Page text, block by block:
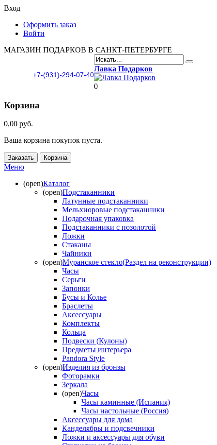
Вход
Оформить заказ
Войти
МАГАЗИН ПОДАРКОВ В САНКТ-ПЕТЕРБУРГЕ
+7-(931)-294-07-40
Лавка Подарков
0
Корзина
0,00 руб.
Ваша корзина покупок пуста.
Заказать Корзина
Меню
(open)Каталог
(open)Подстаканники
Латунные подстаканники
Мельхиоровые подстаканники
Подарочная упаковка
Подстаканники с позолотой
Ложки
Стаканы
Чайники
(open)Муранское стекло(Раздел на реконструкции)
Часы
Серьги
Запонки
Бусы и Колье
Браслеты
Аксессуары
Комплекты
Кольца
Подвески (Кулоны)
Предметы интерьера
Pandora Style
(open)Изделия из бронзы
Фоторамки
Зеркала
(open)Часы
Часы каминные (Испания)
Часы настольные (Россия)
Аксессуары для дома
Канделябры и подсвечники
Ложки и аксессуары для обуви